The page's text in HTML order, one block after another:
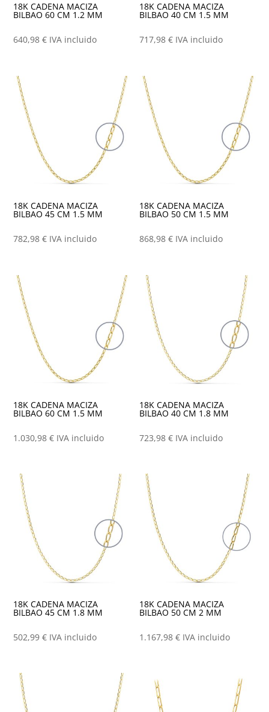
18K CADENA MACIZA
BILBAO 60 CM 1.2 MM
640,98€ IVA incluido
18K CADENA MACIZA
BILBAO 40 CM 1.5 MM
717,98€ IVA incluido
18K CADENA MACIZA
BILBAO 45 CM 1.5 MM
782,98€ IVA incluido
18K CADENA MACIZA
BILBAO 50 CM 1.5 MM
868,98€ IVA incluido
18K CADENA MACIZA
BILBAO 60 CM 1.5 MM
1.030,98€ IVA incluido
18K CADENA MACIZA
BILBAO 40 CM 1.8 MM
723,98€ IVA incluido
18K CADENA MACIZA
BILBAO 45 CM 1.8 MM
502,99€ IVA incluido
18K CADENA MACIZA
BILBAO 50 CM 2 MM
1.167,98€ IVA incluido